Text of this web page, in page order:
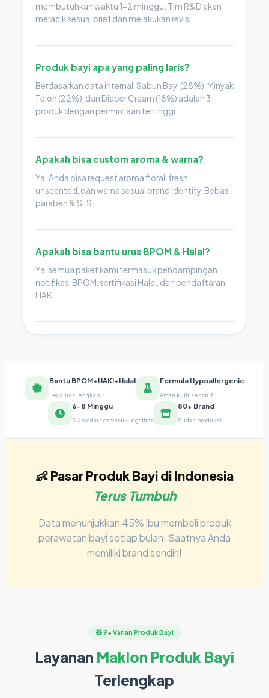
membutuhkan waktu 1-2 minggu. Tim R&D akan
meracik sesuai brief dan melakukan revisi.
Produk bayi apa yang paling laris?
Berdasarkan data internal, Sabun Bayi (28%), Minyak
Telon (22%), dan Diaper Cream (18%) adalah 3
produk dengan permintaan tertinggi.
Apakah bisa custom aroma & warna?
Ya. Anda bisa request aroma floral, fresh,
unscented, dan warna sesuai brand identity. Bebas
paraben & SLS.
Apakah bisa bantu urus BPOM & Halal?
Ya, semua paket kami termasuk pendampingan
notifikasi BPOM, sertifikasi Halal, dan pendaftaran
HAKI.
Bantu BPOM+HAKI+Halal
Legalitas lengkap
Formula Hypoallergenic
Aman kulit sensitif
6-8 Minggu
Siap edar termasuk legalitas
80+ Brand
Sudah produksi
👶 Pasar Produk Bayi di Indonesia
Terus Tumbuh
Data menunjukkan 45% ibu membeli produk
perawatan bayi setiap bulan. Saatnya Anda
memiliki brand sendiri!
🧸 9+ Varian Produk Bayi
Layanan Maklon Produk Bayi
Terlengkap